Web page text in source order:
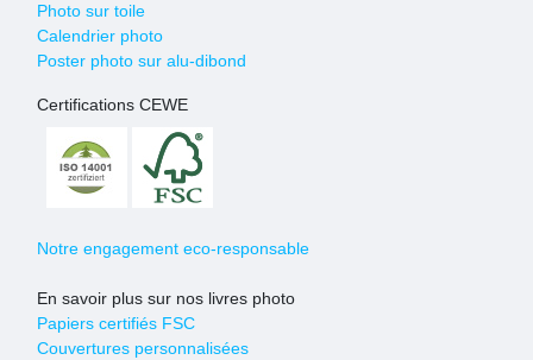
Photo sur toile
Calendrier photo
Poster photo sur alu-dibond
Certifications CEWE
Notre engagement eco-responsable
En savoir plus sur nos livres photo
Papiers certifiés FSC
Couvertures personnalisées